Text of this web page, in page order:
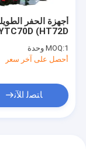
أجهزة الحفر
(HT72D)
MOQ:1 وحدة
أحصل على آخر سعر
ﺎﺘﺼﻟ ﺍﻶﻧ